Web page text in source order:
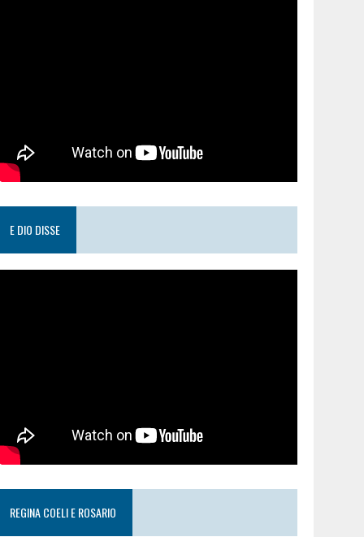
E DIO DISSE
REGINA COELI E ROSARIO